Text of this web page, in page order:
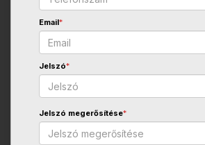
Email*
Jelszó*
Jelszó megerősítése*